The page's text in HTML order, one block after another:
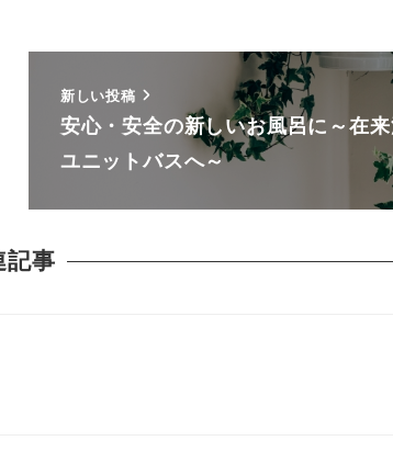
新しい投稿
安心・安全の新しいお風呂に～在
ユニットバスへ～
記事